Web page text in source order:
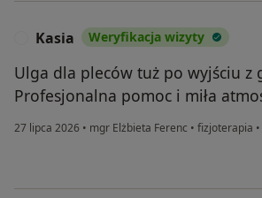
Kasia Weryfikacja wizyty
Ulga dla pleców tuż po wyjściu z
Profesjonalna pomoc i miła
27 lipca 2026 • mgr Elżbieta Ferenc • fizjoterapia •